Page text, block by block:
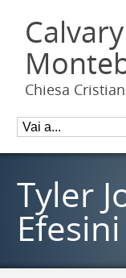
Chiesa
Tyler